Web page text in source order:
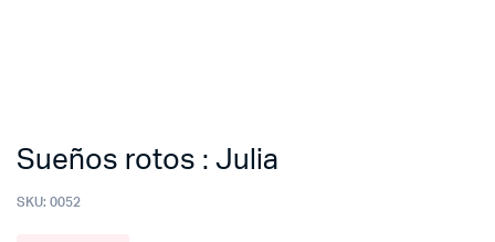
Sueños rotos : Julia
SKU: 0052